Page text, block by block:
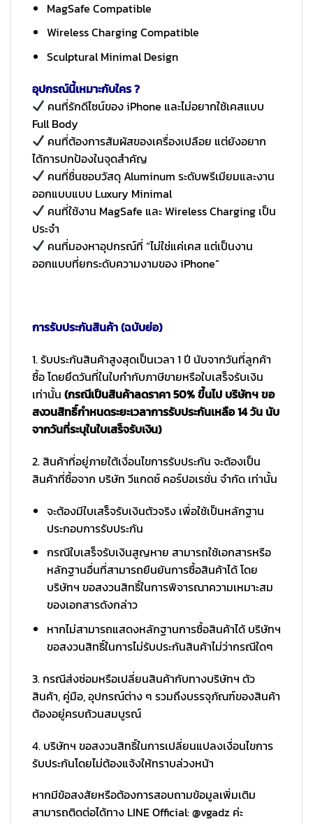
MagSafe Compatible
Wireless Charging Compatible
Sculptural Minimal Design
อุปกรณ์นี้เหมาะกับใคร ?
คนที่รักดีไซน์ของ iPhone และไม่อยากใช้เคสแบบ
Full Body
คนที่ต้องการสัมผัสของเครื่องเปลือย แต่ยังอยาก
ได้การปกป้องในจุดสำคัญ
คนที่ชื่นชอบวัสดุ Aluminum ระดับพรีเมียมและงาน
ออกแบบแบบ Luxury Minimal
คนที่ใช้งาน MagSafe และ Wireless Charging เป็น
ประจำ
คนที่มองหาอุปกรณ์ที่ “ไม่ใช่แค่เคส แต่เป็นงาน
ออกแบบที่ยกระดับความงามของ iPhone”
การรับประกันสินค้า (ฉบับย่อ)
1. รับประกันสินค้าสูงสุดเป็นเวลา 1 ปี นับจากวันที่ลูกค้า
ซื้อ โดยยึดวันที่ในใบกำกับภาษีขายหรือใบเสร็จรับเงิน
เท่านั้น (กรณีเป็นสินค้าลดราคา 50% ขึ้นไป บริษัทฯ ขอ
สงวนสิทธิ์กำหนดระยะเวลาการรับประกันเหลือ 14 วัน นับ
จากวันที่ระบุในใบเสร็จรับเงิน)
2. สินค้าที่อยู่ภายใต้เงื่อนไขการรับประกัน จะต้องเป็น
สินค้าที่ซื้อจาก บริษัท วีแกดซ์ คอร์ปอเรชั่น จำกัด เท่านั้น
จะต้องมีใบเสร็จรับเงินตัวจริง เพื่อใช้เป็นหลักฐาน
ประกอบการรับประกัน
กรณีใบเสร็จรับเงินสูญหาย สามารถใช้เอกสารหรือ
หลักฐานอื่นที่สามารถยืนยันการซื้อสินค้าได้ โดย
บริษัทฯ ขอสงวนสิทธิ์ในการพิจารณาความเหมาะสม
ของเอกสารดังกล่าว
หากไม่สามารถแสดงหลักฐานการซื้อสินค้าได้ บริษัทฯ
ขอสงวนสิทธิ์ในการไม่รับประกันสินค้าไม่ว่ากรณีใดๆ
3. กรณีส่งซ่อมหรือเปลี่ยนสินค้ากับทางบริษัทฯ ตัว
สินค้า, คู่มือ, อุปกรณ์ต่าง ๆ รวมถึงบรรจุภัณฑ์ของสินค้า
ต้องอยู่ครบถ้วนสมบูรณ์
4. บริษัทฯ ขอสงวนสิทธิ์ในการเปลี่ยนแปลงเงื่อนไขการ
รับประกันโดยไม่ต้องแจ้งให้ทราบล่วงหน้า
หากมีข้อสงสัยหรือต้องการสอบถามข้อมูลเพิ่มเติม
สามารถติดต่อได้ทาง LINE Official: @vgadz ค่ะ